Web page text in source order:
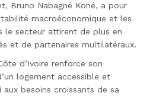
Bruno Nabagné Koné, a pour
macroéconomique et les
le secteur attirent de plus en
et de partenaires multilatéraux.
d’Ivoire renforce son
logement accessible et
besoins croissants de sa